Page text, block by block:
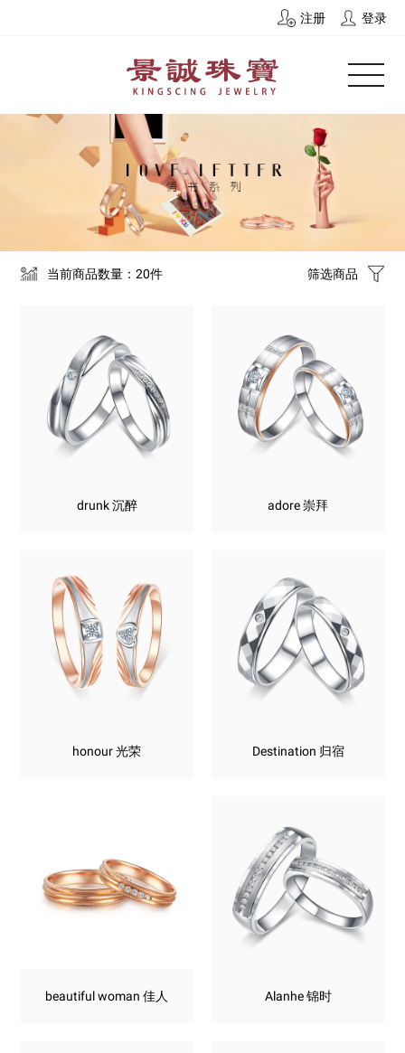
注册 登录
当前商品数量：20件 筛选商品
drunk 沉醉 adore 崇拜
honour 光荣 Destination 归宿
beautiful woman 佳人 Alanhe 锦时